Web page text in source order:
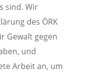
sind. Wir
des ÖRK
Gewalt gegen
und
Arbeit an, um